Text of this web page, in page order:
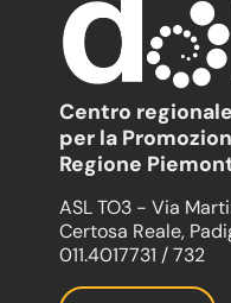
Centro
per la
Regione
ASL TO3 - Via
Certosa Reale,
011.4017731 / 732